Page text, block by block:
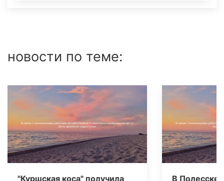
новости по теме:
"Куршская коса" получила В Полесске